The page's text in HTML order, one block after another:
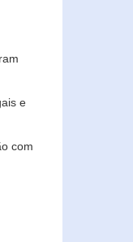
e
com